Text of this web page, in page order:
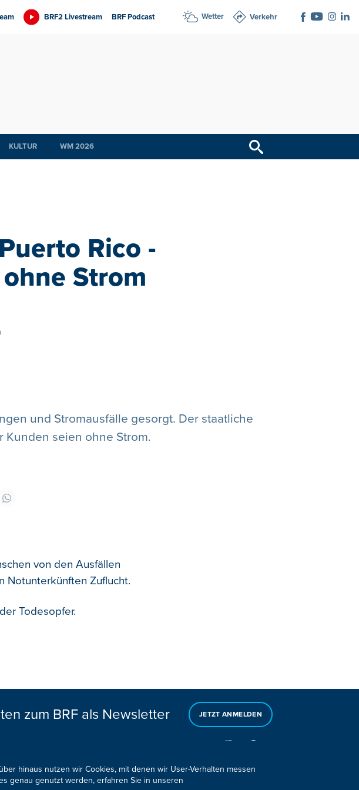
BRF2 Livestream BRF Podcast Wetter Verkehr
KULTUR WM 2026
Rico -
Strom
und Stromausfälle gesorgt. Der staatliche
Kunden seien ohne Strom.
von den Ausfällen
Notunterkünften Zuflucht.
Todesopfer.
zum BRF als Newsletter JETZT ANMELDEN
hinaus nutzen wir Cookies, mit denen wir User-Verhalten messen
genau genutzt werden, erfahren Sie in unseren